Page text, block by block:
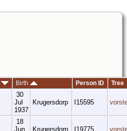
Birth Person ID Tree
30
Jul
1937
Krugersdorp I15595
18
Jun
Krugersdorp I19775